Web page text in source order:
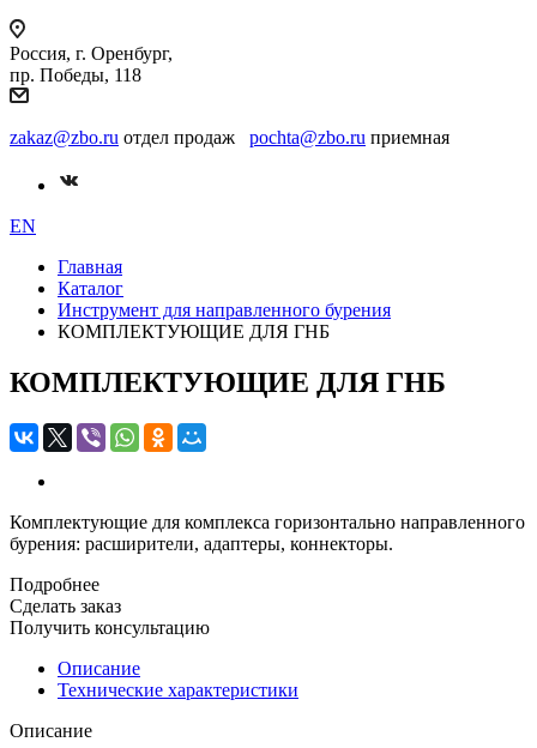
Россия, г. Оренбург,
пр. Победы, 118
zakaz@zbo.ru отдел продаж pochta@zbo.ru приемная
EN
Главная
Каталог
Инструмент для направленного бурения
КОМПЛЕКТУЮЩИЕ ДЛЯ ГНБ
КОМПЛЕКТУЮЩИЕ ДЛЯ ГНБ
Комплектующие для комплекса горизонтально направленного
бурения: расширители, адаптеры, коннекторы.
Подробнее
Сделать заказ
Получить консультацию
Описание
Технические характеристики
Описание